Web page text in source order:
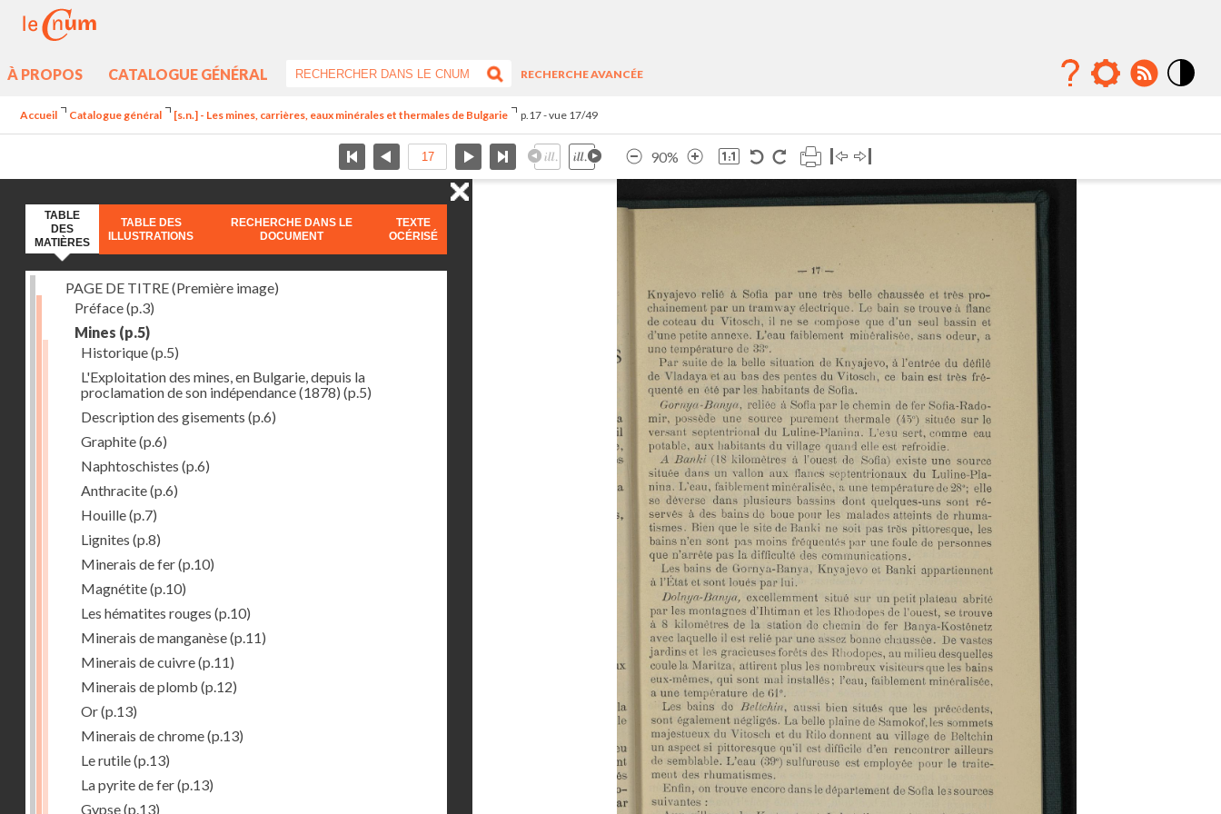
À PROPOS CATALOGUE GÉNÉRAL
RECHERCHE AVANCÉE
Accueil Catalogue général [s.n.] - Les mines, carrières, eaux minérales et thermales de Bulgarie p.17 - vue 17/49
90%
TABLE
DES
MATIÈRES
TABLE DES
ILLUSTRATIONS
RECHERCHE DANS LE
DOCUMENT
TEXTE
OCÉRISÉ
PAGE DE TITRE (Première image)
Préface(p.3)
Mines (p.5)
Historique(p.5)
L'Exploitation des mines, en Bulgarie, depuis la
proclamation de son indépendance (1878) (p.5)
Description des gisements (p.6)
Graphite(p.6)
Naphtoschistes (p.6)
Anthracite(p.6)
Houille(p.7)
Lignites (p.8)
Minerais de fer(p.10)
Magnétite(p.10)
Les hématites rouges (p.10)
Minerais de manganèse(p.11)
Minerais de cuivre(p.11)
Minerais de plomb (p.12)
Or(p.13)
Minerais de chrome(p.13)
Le rutile(p.13)
La pyrite de fer(p.13)
Gypse(p.13)